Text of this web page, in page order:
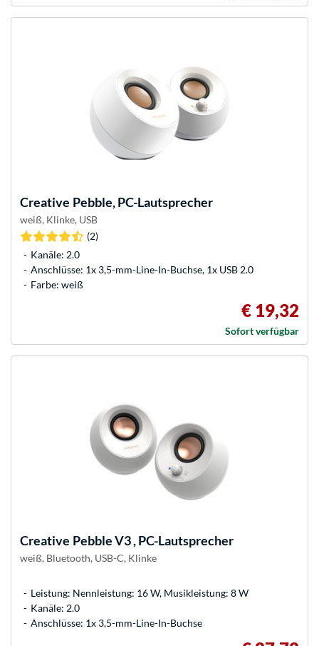
Creative Pebble, PC-Lautsprecher
weiß, Klinke, USB
(2)
Kanäle: 2.0
Anschlüsse: 1x 3,5-mm-Line-In-Buchse, 1x USB 2.0
Farbe: weiß
€ 19,32
Sofort verfügbar
Creative Pebble V3 , PC-Lautsprecher
weiß, Bluetooth, USB-C, Klinke
Leistung: Nennleistung: 16 W, Musikleistung: 8 W
Kanäle: 2.0
Anschlüsse: 1x 3,5-mm-Line-In-Buchse